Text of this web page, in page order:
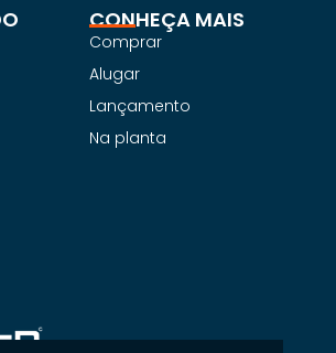
CONHEÇA MAIS
Comprar
Alugar
Lançamento
Na planta